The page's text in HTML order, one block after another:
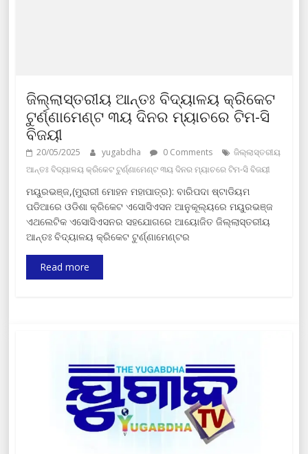
ଜିଲ୍ଲାସ୍ତରୀୟ ଆନ୍ତଃ ବିଦ୍ୟାଳୟ କ୍ରିକେଟ
ଟୁର୍ଣ୍ଣାମେଣ୍ଟ ୩ୟ ଦିନର ମ୍ୟାଚରେ ଟିମ-ସି
ବିଜୟୀ
20/05/2025 yugabdha 0 Comments
ଜିଲ୍ଲାସ୍ତରୀୟ
ଆନ୍ତଃ ବିଦ୍ୟାଳୟ କ୍ରିକେଟ ଟୁର୍ଣ୍ଣାମେଣ୍ଟ ୩ୟ ଦିନର ମ୍ୟାଚରେ ଟିମ-ସି ବିଜୟୀ
ମୟୁରଭଞ୍ଜ,(ମୁରାରୀ ମୋହନ ମହାପାତ୍ର): ବାରିପଦା ଷ୍ଟାଡିୟମ
ପଡିଆରେ ଓଡିଶା କ୍ରିକେଟ ଏସୋସିଏସନ ଆନୁକୂଲ୍ୟରେ ମୟୁରଭଞ୍ଜ
ଏଥଲେଟିକ ଏସୋସିଏସନର ସହଯୋଗରେ ଆୟୋଜିତ ଜିଲ୍ଲାସ୍ତରୀୟ
ଆନ୍ତଃ ବିଦ୍ୟାଳୟ କ୍ରିକେଟ ଟୁର୍ଣ୍ଣାମେଣ୍ଟର
Read more